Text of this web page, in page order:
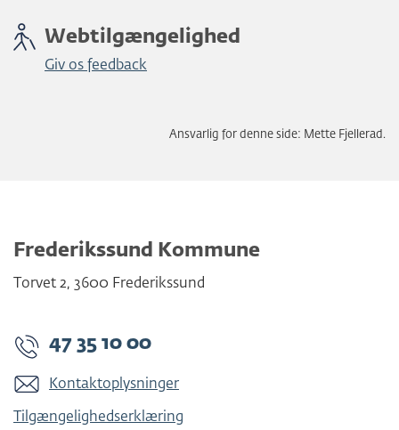
Webtilgængelighed
Giv os feedback
Ansvarlig for denne side: Mette Fjellerad.
Frederikssund Kommune
Torvet 2, 3600 Frederikssund
47 35 10 00
Kontaktoplysninger
Tilgængelighedserklæring